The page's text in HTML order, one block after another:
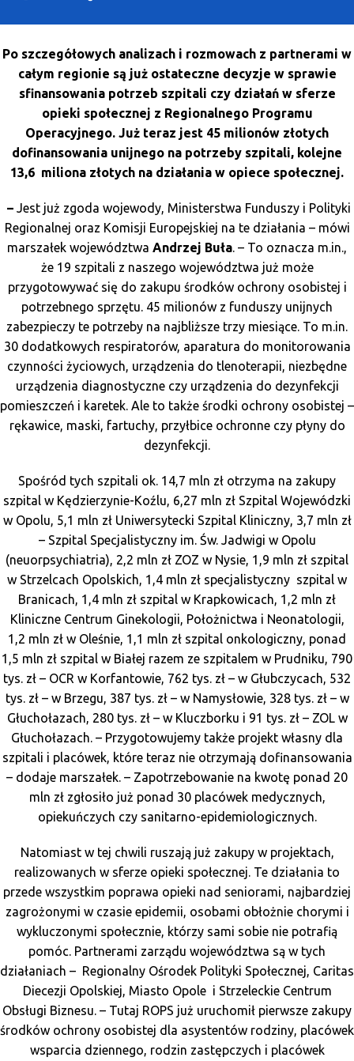
Punkty informacyjne
Po szczegółowych analizach i rozmowach z partnerami w
całym regionie są już ostateczne decyzje w sprawie
sfinansowania potrzeb szpitali czy działań w sferze
opieki społecznej z Regionalnego Programu
Operacyjnego. Już teraz jest 45 milionów złotych
dofinansowania unijnego na potrzeby szpitali, kolejne
13,6 miliona złotych na działania w opiece społecznej.
– Jest już zgoda wojewody, Ministerstwa Funduszy i Polityki
Regionalnej oraz Komisji Europejskiej na te działania – mówi
marszałek województwa Andrzej Buła. – To oznacza m.in.,
że 19 szpitali z naszego województwa już może
przygotowywać się do zakupu środków ochrony osobistej i
potrzebnego sprzętu. 45 milionów z funduszy unijnych
zabezpieczy te potrzeby na najbliższe trzy miesiące. To m.in.
30 dodatkowych respiratorów, aparatura do monitorowania
czynności życiowych, urządzenia do tlenoterapii, niezbędne
urządzenia diagnostyczne czy urządzenia do dezynfekcji
pomieszczeń i karetek. Ale to także środki ochrony osobistej –
rękawice, maski, fartuchy, przyłbice ochronne czy płyny do
dezynfekcji.
Spośród tych szpitali ok. 14,7 mln zł otrzyma na zakupy
szpital w Kędzierzynie-Koźlu, 6,27 mln zł Szpital Wojewódzki
w Opolu, 5,1 mln zł Uniwersytecki Szpital Kliniczny, 3,7 mln zł
– Szpital Specjalistyczny im. Św. Jadwigi w Opolu
(neuorpsychiatria), 2,2 mln zł ZOZ w Nysie, 1,9 mln zł szpital
w Strzelcach Opolskich, 1,4 mln zł specjalistyczny szpital w
Branicach, 1,4 mln zł szpital w Krapkowicach, 1,2 mln zł
Kliniczne Centrum Ginekologii, Położnictwa i Neonatologii,
1,2 mln zł w Oleśnie, 1,1 mln zł szpital onkologiczny, ponad
1,5 mln zł szpital w Białej razem ze szpitalem w Prudniku, 790
tys. zł – OCR w Korfantowie, 762 tys. zł – w Głubczycach, 532
tys. zł – w Brzegu, 387 tys. zł – w Namysłowie, 328 tys. zł – w
Głuchołazach, 280 tys. zł – w Kluczborku i 91 tys. zł – ZOL w
Głuchołazach. – Przygotowujemy także projekt własny dla
szpitali i placówek, które teraz nie otrzymają dofinansowania
– dodaje marszałek. – Zapotrzebowanie na kwotę ponad 20
mln zł zgłosiło już ponad 30 placówek medycznych,
opiekuńczych czy sanitarno-epidemiologicznych.
Natomiast w tej chwili ruszają już zakupy w projektach,
realizowanych w sferze opieki społecznej. Te działania to
przede wszystkim poprawa opieki nad seniorami, najbardziej
zagrożonymi w czasie epidemii, osobami obłożnie chorymi i
wykluczonymi społecznie, którzy sami sobie nie potrafią
pomóc. Partnerami zarządu województwa są w tych
działaniach – Regionalny Ośrodek Polityki Społecznej, Caritas
Diecezji Opolskiej, Miasto Opole i Strzeleckie Centrum
Obsługi Biznesu. – Tutaj ROPS już uruchomił pierwsze zakupy
środków ochrony osobistej dla asystentów rodziny, placówek
wsparcia dziennego, rodzin zastępczych i placówek